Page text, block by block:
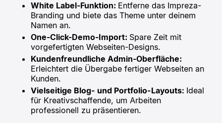
White Label-Funktion: Entferne das Impreza-
Branding und biete das Theme unter deinem
Namen an.
One-Click-Demo-Import: Spare Zeit mit
vorgefertigten Webseiten-Designs.
Kundenfreundliche Admin-Oberfläche:
Erleichtert die Übergabe fertiger Webseiten an
Kunden.
Vielseitige Blog- und Portfolio-Layouts: Ideal
für Kreativschaffende, um Arbeiten
professionell zu präsentieren.